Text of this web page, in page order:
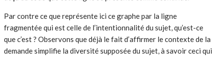
Par contre ce que représente ici ce graphe par la ligne
fragmentée qui est celle de l’intentionnalité du sujet, qu’est-ce
que c’est ? Observons que déjà le fait d’affirmer le contexte de la
demande simplifie la diversité supposée du sujet, à savoir ceci qui